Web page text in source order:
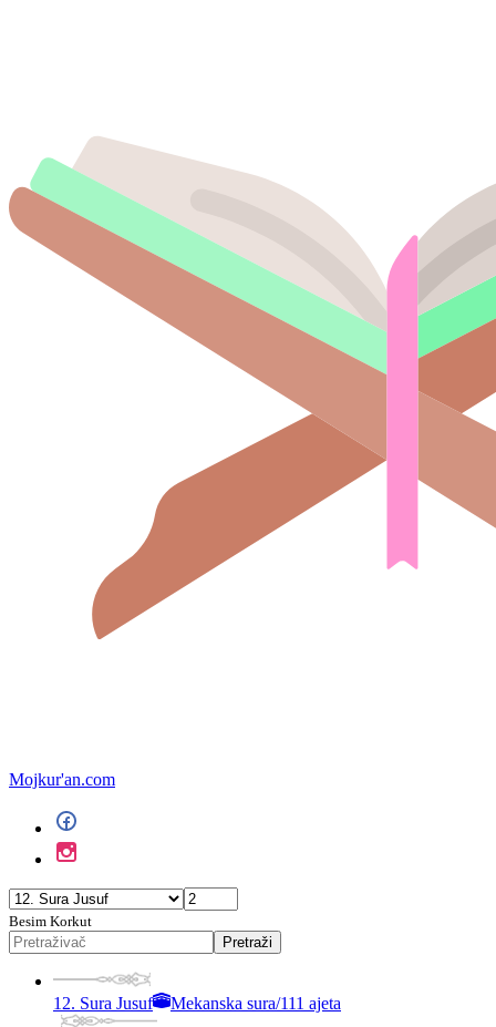
Mojkur'an.com
Besim Korkut
Pretraži
12. Sura Jusuf Mekanska sura/111 ajeta